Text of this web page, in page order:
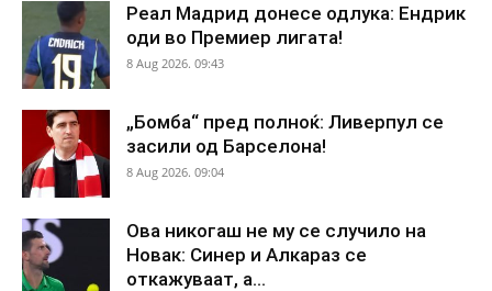
Реал Мадрид донесе одлука: Ендрик
оди во Премиер лигата!
8 Aug 2026. 09:43
„Бомба“ пред полноќ: Ливерпул се
засили од Барселона!
8 Aug 2026. 09:04
Ова никогаш не му се случило на
Новак: Синер и Алкараз се
откажуваат, а...